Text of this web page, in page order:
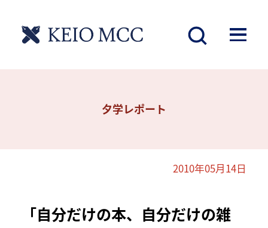
夕学レポート
2010年05月14日
「自分だけの本、自分だけの雑